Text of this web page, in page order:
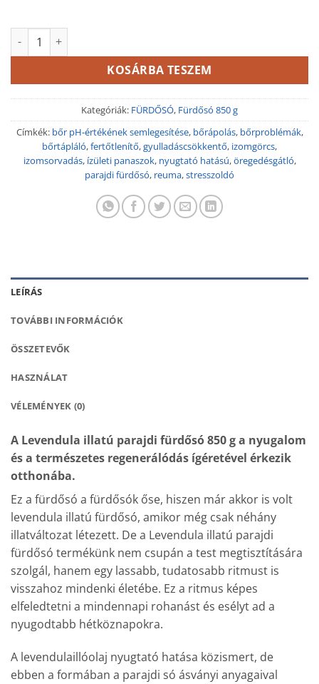
Levendula illatú parajdi fürdősó 850 g mennyiség
KOSÁRBA TESZEM
Kategóriák: FÜRDŐSÓ, Fürdősó 850 g
Címkék: bőr pH-értékének semlegesítése, bőrápolás, bőrproblémák,
bőrtápláló,fertőtlenítő,gyulladáscsökkentő, izomgörcs,
izomsorvadás, ízületi panaszok, nyugtató hatású,öregedésgátló,
parajdi fürdősó, reuma,stresszoldó
LEÍRÁS
TOVÁBBI INFORMÁCIÓK
ÖSSZETEVŐK
HASZNÁLAT
VÉLEMÉNYEK (0)
A Levendula illatú parajdi fürdősó 850 g a nyugalom
és a természetes regenerálódás ígéretével érkezik
otthonába.
Ez a fürdősó a fürdősók őse, hiszen már akkor is volt
levendula illatú fürdősó, amikor még csak néhány
illatváltozat létezett. De a Levendula illatú parajdi
fürdősó termékünk nem csupán a test megtisztítására
szolgál, hanem egy lassabb, tudatosabb ritmust is
visszahoz mindenki életébe. Ez a ritmus képes
elfeledtetni a mindennapi rohanást és esélyt ad a
nyugodtabb hétköznapokra.
A levendulaillóolaj nyugtató hatása közismert, de
ebben a formában a parajdi só ásványi anyagaival